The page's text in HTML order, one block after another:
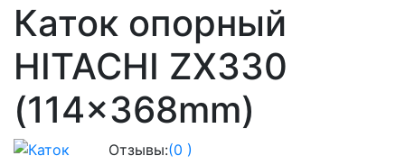
Каток опорный
HITACHI ZX330
(114x368mm)
Отзывы:(0 )